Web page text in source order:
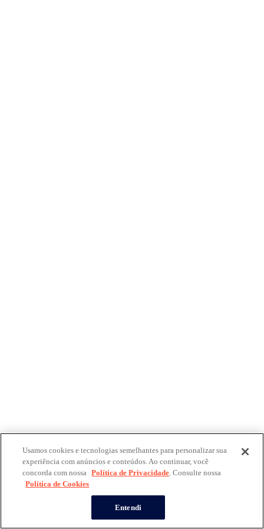
Usamos cookies e tecnologias semelhantes para personalizar sua
experiência com anúncios e conteúdos. Ao continuar, você
concorda com nossa Política de Privacidade. Consulte nossa
Política de Cookies
Entendi